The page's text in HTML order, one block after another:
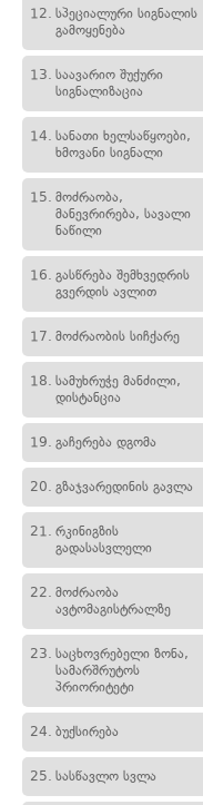
12. სპეციალური სიგნალის
გამოყენება
13. საავარიო შუქური
სიგნალიზაცია
14. სანათი ხელსაწყოები,
ხმოვანი სიგნალი
15. მოძრაობა,
მანევრირება, სავალი
ნაწილი
16. გასწრება შემხვედრის
გვერდის ავლით
17. მოძრაობის სიჩქარე
18. სამუხრუჭე მანძილი,
დისტანცია
19. გაჩერება დგომა
20. გზაჯვარედინის გავლა
21. რკინიგზის
გადასასვლელი
22. მოძრაობა
ავტომაგისტრალზე
23. საცხოვრებელი ზონა,
სამარშრუტოს
პრიორიტეტი
24. ბუქსირება
25. სასწავლო სვლა